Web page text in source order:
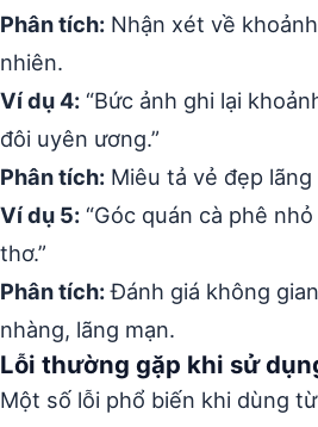
Phân tích: Nhận xét về
nhiên.
Ví dụ 4: “Bức ảnh ghi lại
đôi uyên ương.”
Phân tích: Miêu tả vẻ đẹp
Ví dụ 5: “Góc quán cà phê
thơ.”
Phân tích:Đánh giá không
nhàng, lãng mạn.
Lỗi thường gặp khi sử
Một số lỗi phổ biến khi dùng từ